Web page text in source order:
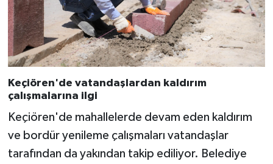
Keçiören'de vatandaşlardan kaldırım
çalışmalarına ilgi
Keçiören'de mahallelerde devam eden kaldırım
ve bordür yenileme çalışmaları vatandaşlar
tarafından da yakından takip ediliyor. Belediye